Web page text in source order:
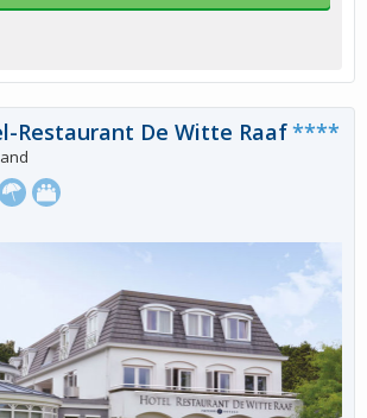
Restaurant De Witte Raaf****